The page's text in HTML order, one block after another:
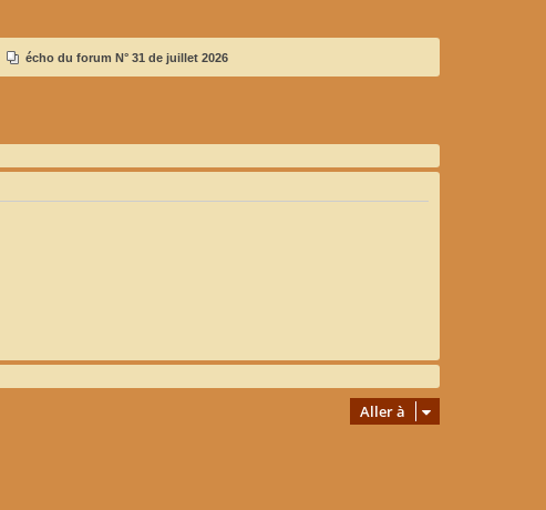
écho du forum N° 31 de juillet 2026
Aller à